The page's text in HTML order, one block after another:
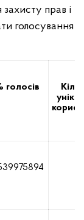
прав і
голосування
голосів